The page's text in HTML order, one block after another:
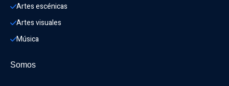
Artes escénicas
Artes visuales
Música
Somos